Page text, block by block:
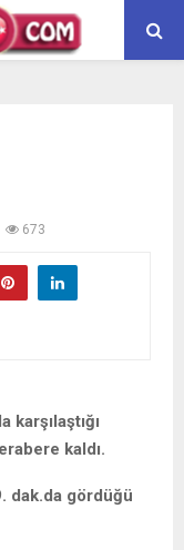
673
karşılaştığı
kaldı.
dak.da gördüğü